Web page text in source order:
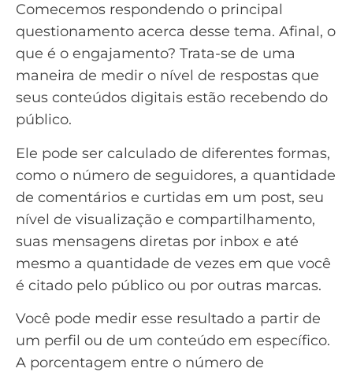
Comecemos respondendo o principal
questionamento acerca desse tema. Afinal, o
que é o engajamento? Trata-se de uma
maneira de medir o nível de respostas que
seus conteúdos digitais estão recebendo do
público.
Ele pode ser calculado de diferentes formas,
como o número de seguidores, a quantidade
de comentários e curtidas em um post, seu
nível de visualização e compartilhamento,
suas mensagens diretas por inbox e até
mesmo a quantidade de vezes em que você
é citado pelo público ou por outras marcas.
Você pode medir esse resultado a partir de
um perfil ou de um conteúdo em específico.
A porcentagem entre o número de